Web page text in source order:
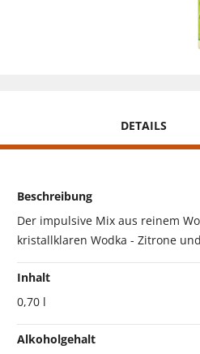
DETAILS
Beschreibung
Der impulsive Mix aus reinem
kristallklaren Wodka - Zitrone
Inhalt
0,70 l
Alkoholgehalt